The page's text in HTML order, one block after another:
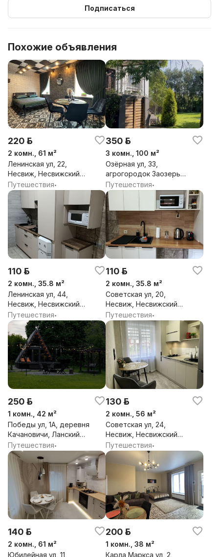
Подписаться
Похожие объявления
220 р.
2 комн., 61 м²
Ленинская ул, 22,
Несвиж, Несвижский
район, Минская обл.
Путешествия•
350 р.
3 комн., 100 м²
Озёрная ул, 33,
агрогородок Заозерье,
Несвижский сельсовет,
Несвижский район,
Минская обл.
Путешествия•
110 р.
2 комн., 35.8 м²
Ленинская ул, 44,
Несвиж, Несвижский
район, Минская обл.
Путешествия•
110 р.
2 комн., 35.8 м²
Советская ул, 20,
Несвиж, Несвижский
район, Минская обл.
Путешествия•
250 р.
1 комн., 42 м²
Победы ул, 1А, деревня
Качановичи, Ланский
сельсовет, Несвижский
район, Минская обл.
Путешествия•
130 р.
2 комн., 56 м²
Советская ул, 24,
Несвиж, Несвижский
район, Минская обл.
Путешествия•
140 р.
2 комн., 61 м²
Юбилейная ул, 11,
200 р.
1 комн., 38 м²
Карла Маркса ул, 2,